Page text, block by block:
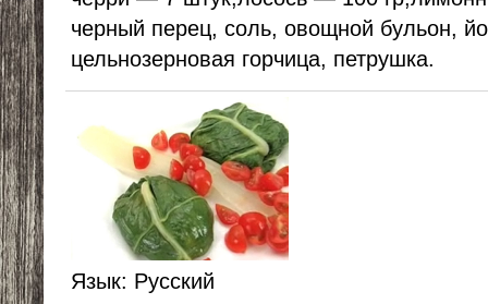
черный перец, соль, овощной бульон,
цельнозерновая горчица, петрушка.
Язык: Русский